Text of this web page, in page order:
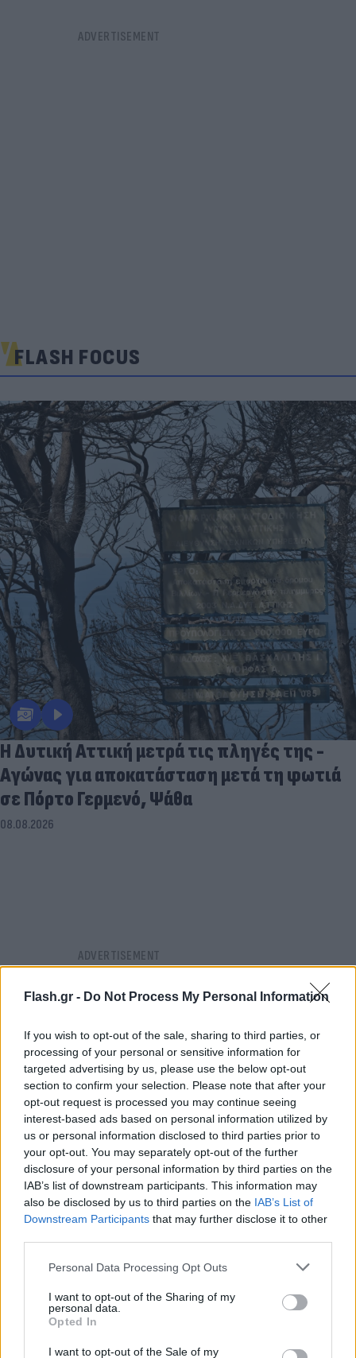
Flash.gr - Do Not Process My Personal Information
If you wish to opt-out of the sale, sharing to third parties, or
processing of your personal or sensitive information for
targeted advertising by us, please use the below opt-out
section to confirm your selection. Please note that after your
opt-out request is processed you may continue seeing
interest-based ads based on personal information utilized by
us or personal information disclosed to third parties prior to
your opt-out. You may separately opt-out of the further
disclosure of your personal information by third parties on the
IAB’s list of downstream participants. This information may
also be disclosed by us to third parties on the IAB’s List of
Downstream Participants that may further disclose it to other
Please note that this website/app uses one or more Google
not limited to your visit or usage behaviour. You may click to
grant or deny consent to Google and its third-party tags to
use your data for below specified purposes in below Google
consent section.
Personal Data Processing Opt Outs
I want to opt-out of the Sharing of my
personal data.
Opted In
I want to opt-out of the Sale of my
FLASH FOCUS
Η Δυτική Αττική μετρά τις πληγές της -
Αγώνας για αποκατάσταση μετά τη φωτιά
σε Πόρτο Γερμενό, Ψάθα
08.08.2026
Συνεχίζεται η μεγάλη έξοδος από την Αθήνα:
«Βουλιάζουν» τα λιμάνια - Πληρότητες 100%
στα πλοία
08.08.2026